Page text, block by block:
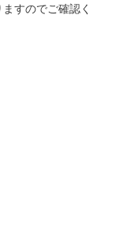
すのでご確認く